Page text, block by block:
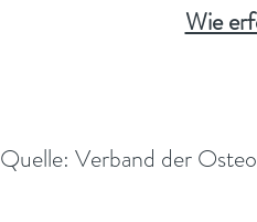
Wie
Quelle: Verband der